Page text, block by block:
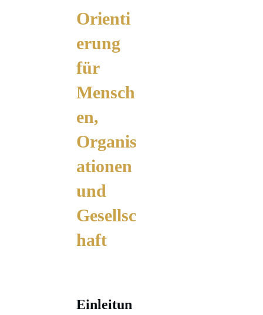
Orienti
erung
für
Mensch
en,
Organis
ationen
und
Gesellsc
haft
Einleitun